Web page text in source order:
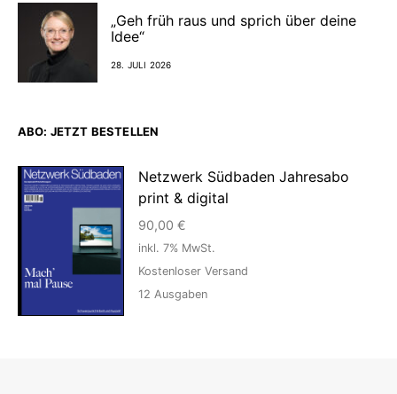
„Geh früh raus und sprich über deine
Idee“
28. JULI 2026
ABO: JETZT BESTELLEN
Netzwerk Südbaden Jahresabo
print & digital
90,00 €
inkl. 7% MwSt.
Kostenloser Versand
12 Ausgaben